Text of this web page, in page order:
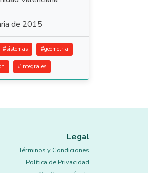
de 2015
#sistemas #geometria
#integrales
Legal
Términos y Condiciones
Política de Privacidad